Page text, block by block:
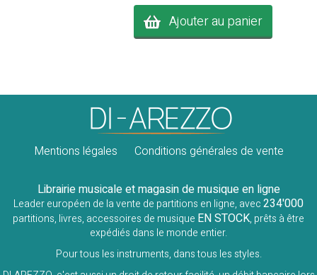
Ajouter au panier
Mentions légales Conditions générales de vente
Librairie musicale et magasin de musique en ligne
Leader européen de la vente de partitions en ligne, avec234'000
partitions, livres, accessoires de musique EN STOCK, prêts à être
expédiés dans le monde entier.
Pour tous les instruments, dans tous les styles.